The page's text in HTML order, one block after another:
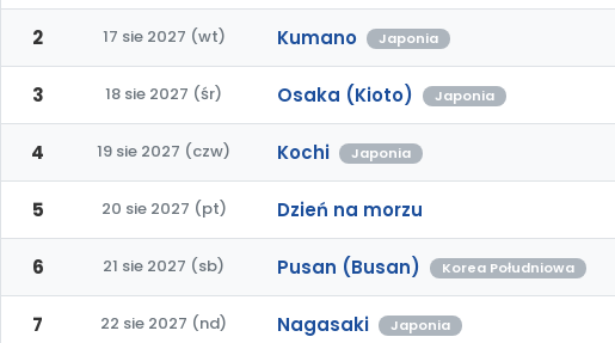
2 17 sie 2027 (wt) Kumano Japonia
3 18 sie 2027 (śr) Osaka (Kioto) Japonia
4 19 sie 2027 (czw) Kochi Japonia
5 20 sie 2027 (pt) Dzień na morzu
6 21 sie 2027 (sb) Pusan (Busan) Korea Południowa
7 22 sie 2027 (nd) Nagasaki Japonia